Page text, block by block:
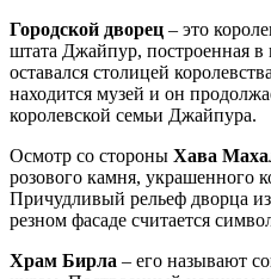
Городской дворец – это
штата Джайпур, построенная
оставался столицей
находится музей и он
королевской семьи Джайпура.
Осмотр со стороны Хава
розового камня, украшенного
Причудливый рельеф дворца
резном фасаде считается
Храм Бирла – его называют